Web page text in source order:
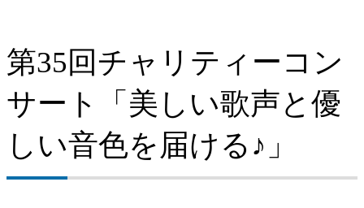
「東海フラワーショウ2025」（名古屋製鉄所）
第35回チャリティーコン
サート「美しい歌声と優
しい音色を届ける♪」